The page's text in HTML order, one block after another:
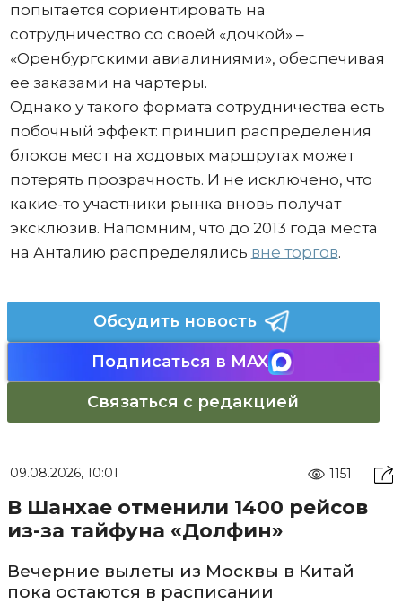
попытается сориентировать на
сотрудничество со своей «дочкой» –
«Оренбургскими авиалиниями», обеспечивая
ее заказами на чартеры.
Однако у такого формата сотрудничества есть
побочный эффект: принцип распределения
блоков мест на ходовых маршрутах может
потерять прозрачность. И не исключено, что
какие-то участники рынка вновь получат
эксклюзив. Напомним, что до 2013 года места
на Анталию распределялись вне торгов.
Обсудить новость
Подписаться в MAX
Связаться с редакцией
09.08.2026, 10:01 1151
В Шанхае отменили 1400 рейсов
из-за тайфуна «Долфин»
Вечерние вылеты из Москвы в Китай
пока остаются в расписании